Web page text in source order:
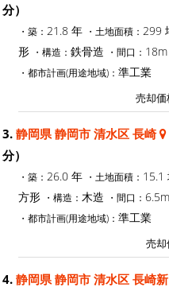
分）
・築： 21.8 年 ・土地面積： 299
形 ・構造： 鉄骨造 ・間口： 18m
・都市計画(用途地域)： 準工業
売却価
3. 静岡県 静岡市 清水区 長崎
分）
・築： 26.0 年 ・土地面積： 15.1
方形 ・構造： 木造 ・間口： 6.5m
・都市計画(用途地域)： 準工業
売
4. 静岡県 静岡市 清水区 長崎